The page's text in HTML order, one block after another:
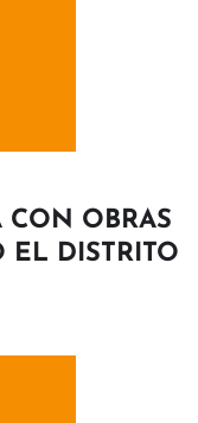
OBRAS
EL DISTRITO